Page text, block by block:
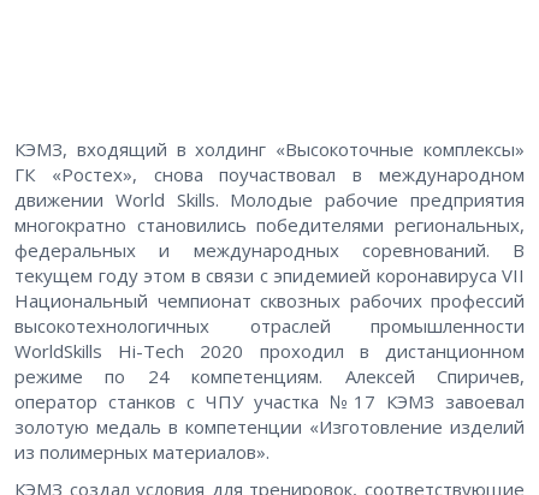
КЭМЗ, входящий в холдинг «Высокоточные комплексы»
ГК «Ростех», снова поучаствовал в международном
движении World Skills. Молодые рабочие предприятия
многократно становились победителями региональных,
федеральных и международных соревнований. В
текущем году этом в связи с эпидемией коронавируса VII
Национальный чемпионат сквозных рабочих профессий
высокотехнологичных отраслей промышленности
WorldSkills Hi-Tech 2020 проходил в дистанционном
режиме по 24 компетенциям. Алексей Спиричев,
оператор станков с ЧПУ участка №17 КЭМЗ завоевал
золотую медаль в компетенции «Изготовление изделий
из полимерных материалов».
КЭМЗ создал условия для тренировок, соответствующие